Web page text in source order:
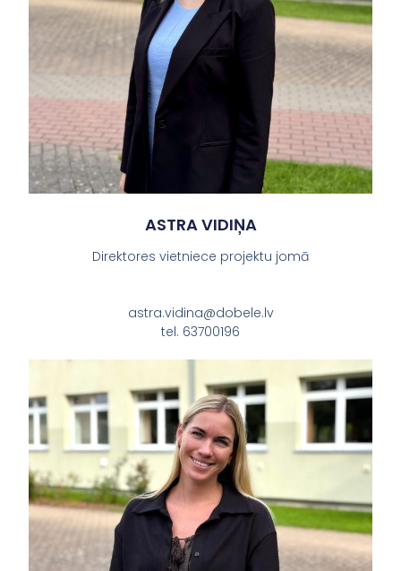
ASTRA VIDIŅA
Direktores vietniece projektu jomā
astra.vidina@dobele.lv
tel. 63700196